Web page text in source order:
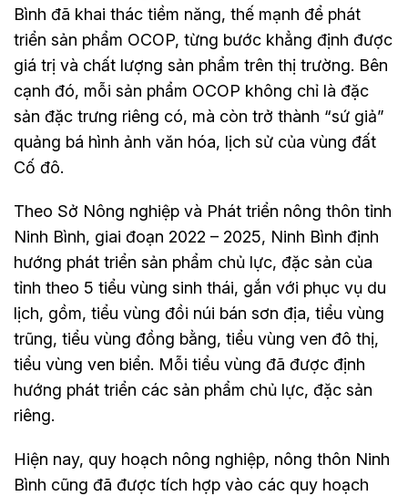
Bình đã khai thác tiềm năng, thế mạnh để phát
triển sản phẩm OCOP, từng bước khẳng định được
giá trị và chất lượng sản phẩm trên thị trường. Bên
cạnh đó, mỗi sản phẩm OCOP không chỉ là đặc
sản đặc trưng riêng có, mà còn trở thành “sứ giả”
quảng bá hình ảnh văn hóa, lịch sử của vùng đất
Cố đô.
Theo Sở Nông nghiệp và Phát triển nông thôn tỉnh
Ninh Bình, giai đoạn 2022 – 2025, Ninh Bình định
hướng phát triển sản phẩm chủ lực, đặc sản của
tỉnh theo 5 tiểu vùng sinh thái, gắn với phục vụ du
lịch, gồm, tiểu vùng đồi núi bán sơn địa, tiểu vùng
trũng, tiểu vùng đồng bằng, tiểu vùng ven đô thị,
tiểu vùng ven biển. Mỗi tiểu vùng đã được định
hướng phát triển các sản phẩm chủ lực, đặc sản
riêng.
Hiện nay, quy hoạch nông nghiệp, nông thôn Ninh
Bình cũng đã được tích hợp vào các quy hoạch